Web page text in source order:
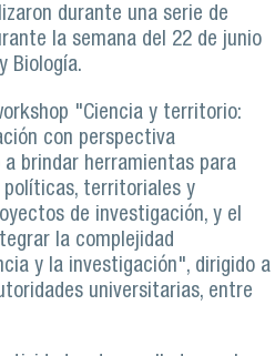
durante una serie de
la semana del 22 de junio
Biología.
"Ciencia y territorio:
con perspectiva
brindar herramientas para
políticas, territoriales y
de investigación, y el
la complejidad
y la investigación", dirigido a
universitarias, entre